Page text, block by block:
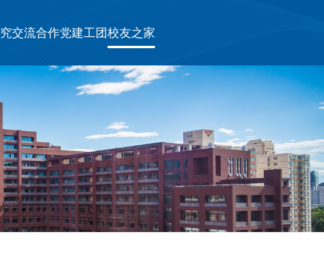
交流合作党建工团校友之家